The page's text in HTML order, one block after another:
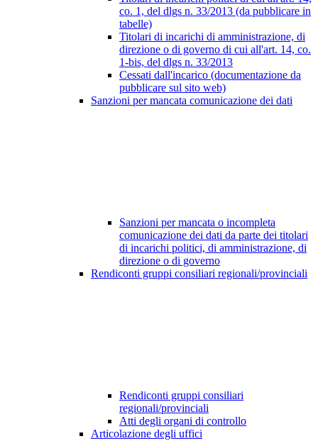
co. 1, del dlgs n. 33/2013 (da pubblicare in
tabelle)
Titolari di incarichi di amministrazione, di
direzione o di governo di cui all'art. 14, co.
1-bis, del dlgs n. 33/2013
Cessati dall'incarico (documentazione da
pubblicare sul sito web)
Sanzioni per mancata comunicazione dei dati
Sanzioni per mancata o incompleta
comunicazione dei dati da parte dei titolari
di incarichi politici, di amministrazione, di
direzione o di governo
Rendiconti gruppi consiliari regionali/provinciali
Rendiconti gruppi consiliari
regionali/provinciali
Atti degli organi di controllo
Articolazione degli uffici